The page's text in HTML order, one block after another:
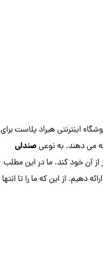
اینترنتی هیراد پلاست برای
می دهند. به نوعی صندلی
آن خود کند. ما در این مطلب
از این که ما را تا انتها